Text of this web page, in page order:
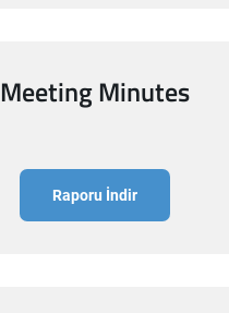
Meeting Minutes
Raporu İndir